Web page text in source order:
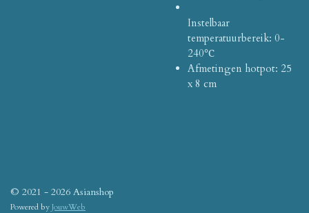
Instelbaar
temperatuurbereik: 0-
240℃
Afmetingen hotpot: 25
x 8 cm
© 2021 - 2026 Asianshop
Powered byJouwWeb